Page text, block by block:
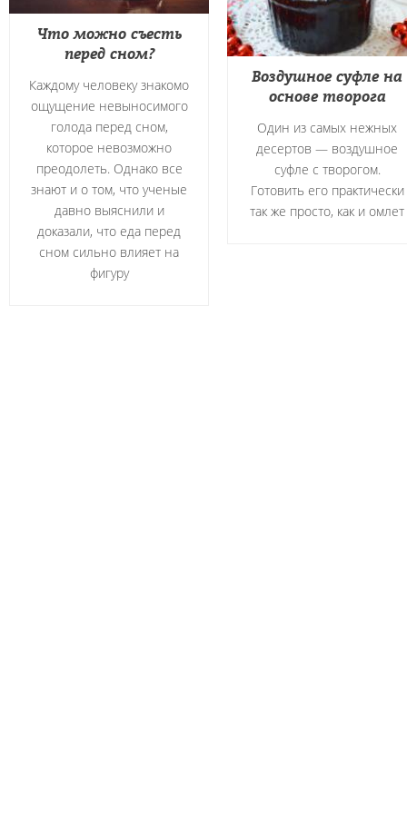
Что можно съесть
перед сном?
Каждому человеку знакомо
ощущение невыносимого
голода перед сном,
которое невозможно
преодолеть. Однако все
знают и о том, что ученые
давно выяснили и
доказали, что еда перед
сном сильно влияет на
фигуру
Воздушное суфле на
основе творога
Один из самых нежных
десертов — воздушное
суфле с творогом.
Готовить его практически
так же просто, как и омлет